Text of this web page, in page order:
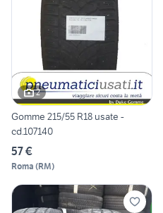
2
Gomme 215/55 R18 usate -
cd.107140
57 €
Roma (RM)